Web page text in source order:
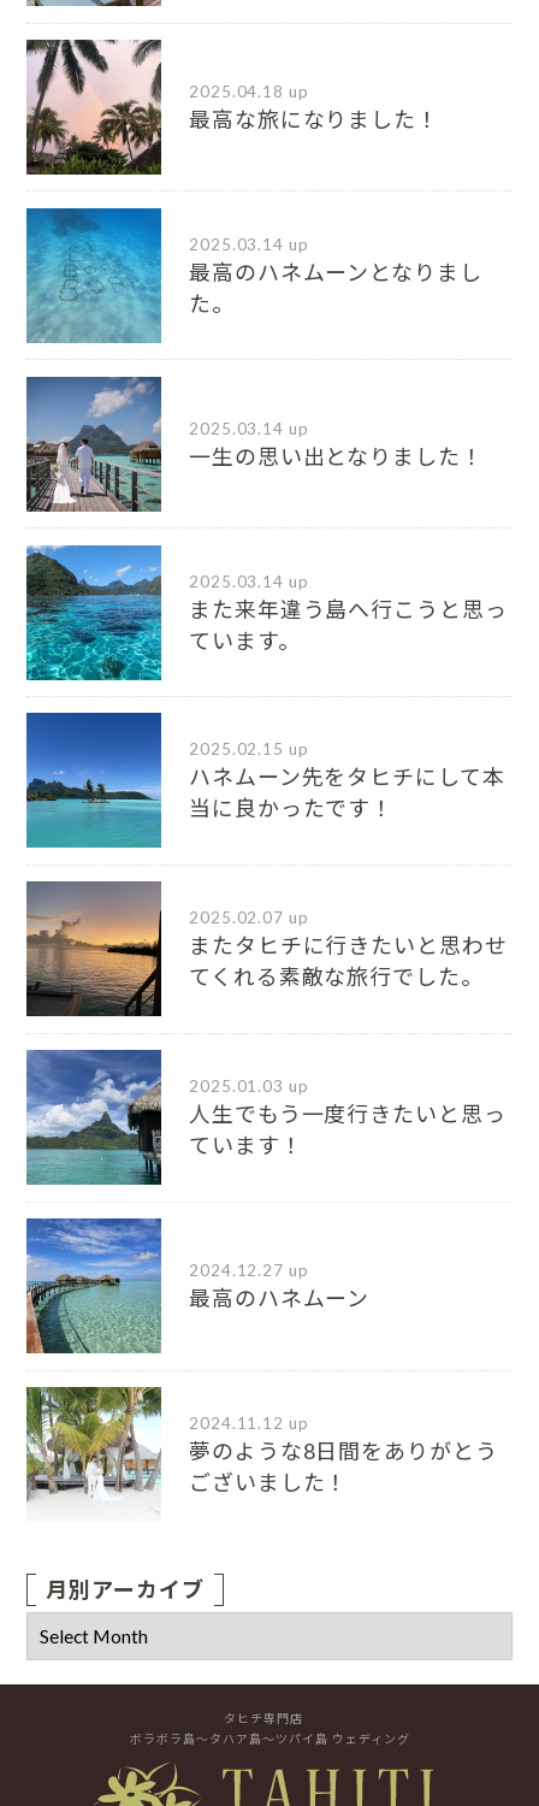
2025.04.18 up
最高な旅になりました！
2025.03.14 up
最高のハネムーンとなりまし
た。
2025.03.14 up
一生の思い出となりました！
2025.03.14 up
また来年違う島へ行こうと思っ
ています。
2025.02.15 up
ハネムーン先をタヒチにして本
当に良かったです！
2025.02.07 up
またタヒチに行きたいと思わせ
てくれる素敵な旅行でした。
2025.01.03 up
人生でもう一度行きたいと思っ
ています！
2024.12.27 up
最高のハネムーン
2024.11.12 up
夢のような8日間をありがとう
ございました！
月別アーカイブ
タヒチ専門店
ボラボラ島～タハア島～ツパイ島 ウェディング